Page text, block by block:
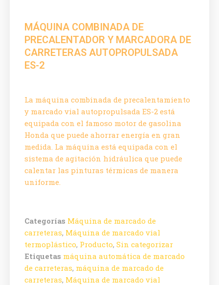
MÁQUINA COMBINADA DE
PRECALENTADOR Y MARCADORA DE
CARRETERAS AUTOPROPULSADA
ES-2
La máquina combinada de precalentamiento
y marcado vial autopropulsada ES-2 está
equipada con el famoso motor de gasolina
Honda que puede ahorrar energía en gran
medida. La máquina está equipada con el
sistema de agitación hidráulica que puede
calentar las pinturas térmicas de manera
uniforme.
Categorías Máquina de marcado de
carreteras, Máquina de marcado vial
termoplástico, Producto, Sin categorizar
Etiquetas máquina automática de marcado
de carreteras, máquina de marcado de
carreteras, Máquina de marcado vial